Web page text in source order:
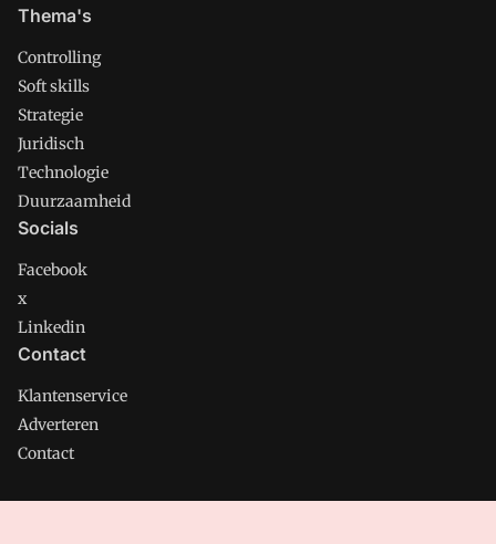
Thema's
Controlling
Soft skills
Strategie
Juridisch
Technologie
Duurzaamheid
Socials
Facebook
x
Linkedin
Contact
Klantenservice
Adverteren
Contact